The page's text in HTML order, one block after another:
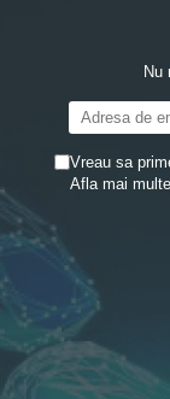
Nu
Vreau sa
Afla mai